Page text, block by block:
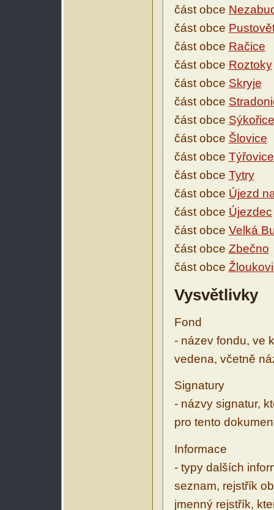
část obce
část obce
část obce Račice
část obce Roztoky
část obce Skryje
část obce
část obce Sýkořice
část obce Šlovice
část obce Týřovice
část obce Tytry
část obce Újezd
část obce Újezdec
část obce Velká
část obce Zbečno
část obce
Vysvětlivky
Fond
- název fondu, ve
vedena, včetně
Signatury
- názvy signatur,
pro tento
Informace
- typy dalších
seznam, rejstřík
jmenný rejstřík,